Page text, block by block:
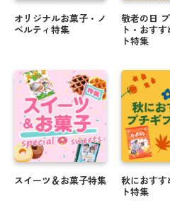
オリジナルお菓子・ノ
ベルティ特集
スイーツ＆お菓子特集
敬老の日
ト・おす
ト特集
秋におすす
ト特集